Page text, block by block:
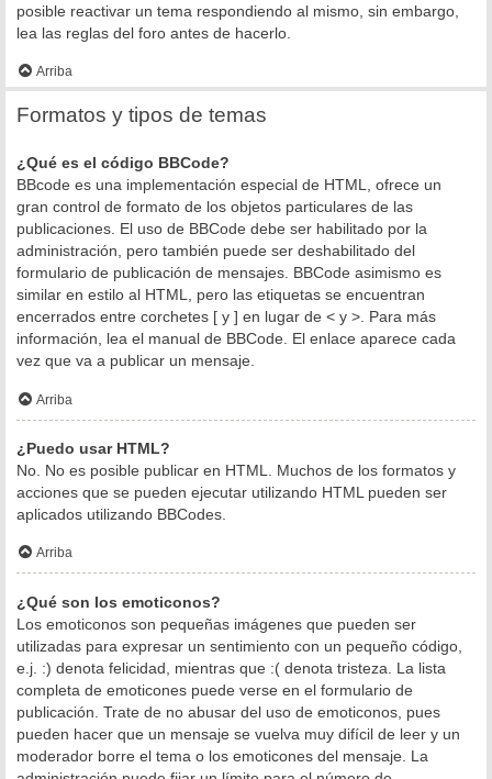
posible reactivar un tema respondiendo al mismo, sin embargo,
lea las reglas del foro antes de hacerlo.
Arriba
Formatos y tipos de temas
¿Qué es el código BBCode?
BBcode es una implementación especial de HTML, ofrece un
gran control de formato de los objetos particulares de las
publicaciones. El uso de BBCode debe ser habilitado por la
administración, pero también puede ser deshabilitado del
formulario de publicación de mensajes. BBCode asimismo es
similar en estilo al HTML, pero las etiquetas se encuentran
encerrados entre corchetes [ y ] en lugar de < y >. Para más
información, lea el manual de BBCode. El enlace aparece cada
vez que va a publicar un mensaje.
Arriba
¿Puedo usar HTML?
No. No es posible publicar en HTML. Muchos de los formatos y
acciones que se pueden ejecutar utilizando HTML pueden ser
aplicados utilizando BBCodes.
Arriba
¿Qué son los emoticonos?
Los emoticonos son pequeñas imágenes que pueden ser
utilizadas para expresar un sentimiento con un pequeño código,
e.j. :) denota felicidad, mientras que :( denota tristeza. La lista
completa de emoticones puede verse en el formulario de
publicación. Trate de no abusar del uso de emoticonos, pues
pueden hacer que un mensaje se vuelva muy difícil de leer y un
moderador borre el tema o los emoticones del mensaje. La